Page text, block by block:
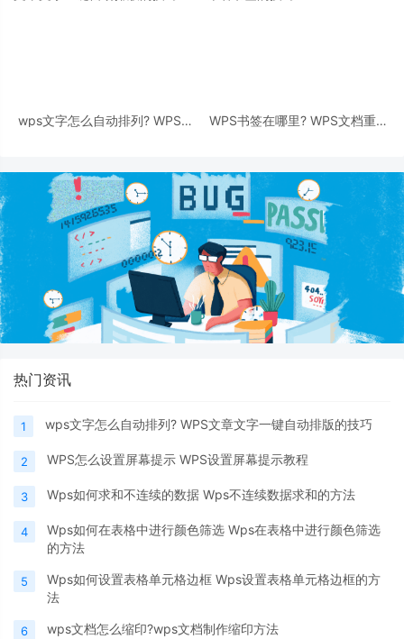
wps文字怎么自动排列? WPS文
WPS书签在哪里? WPS文档重命
热门资讯
1 wps文字怎么自动排列? WPS文章文字一键自动排版的技巧
2 WPS怎么设置屏幕提示 WPS设置屏幕提示教程
3 Wps如何求和不连续的数据 Wps不连续数据求和的方法
4
Wps如何在表格中进行颜色筛选 Wps在表格中进行颜色筛选
的方法
5
Wps如何设置表格单元格边框 Wps设置表格单元格边框的方
法
6 wps文档怎么缩印?wps文档制作缩印方法